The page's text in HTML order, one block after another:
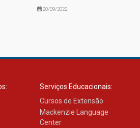
20/09/2022
Serviços Educacionais:
Cursos de Extensão
Mackenzie Language
Center